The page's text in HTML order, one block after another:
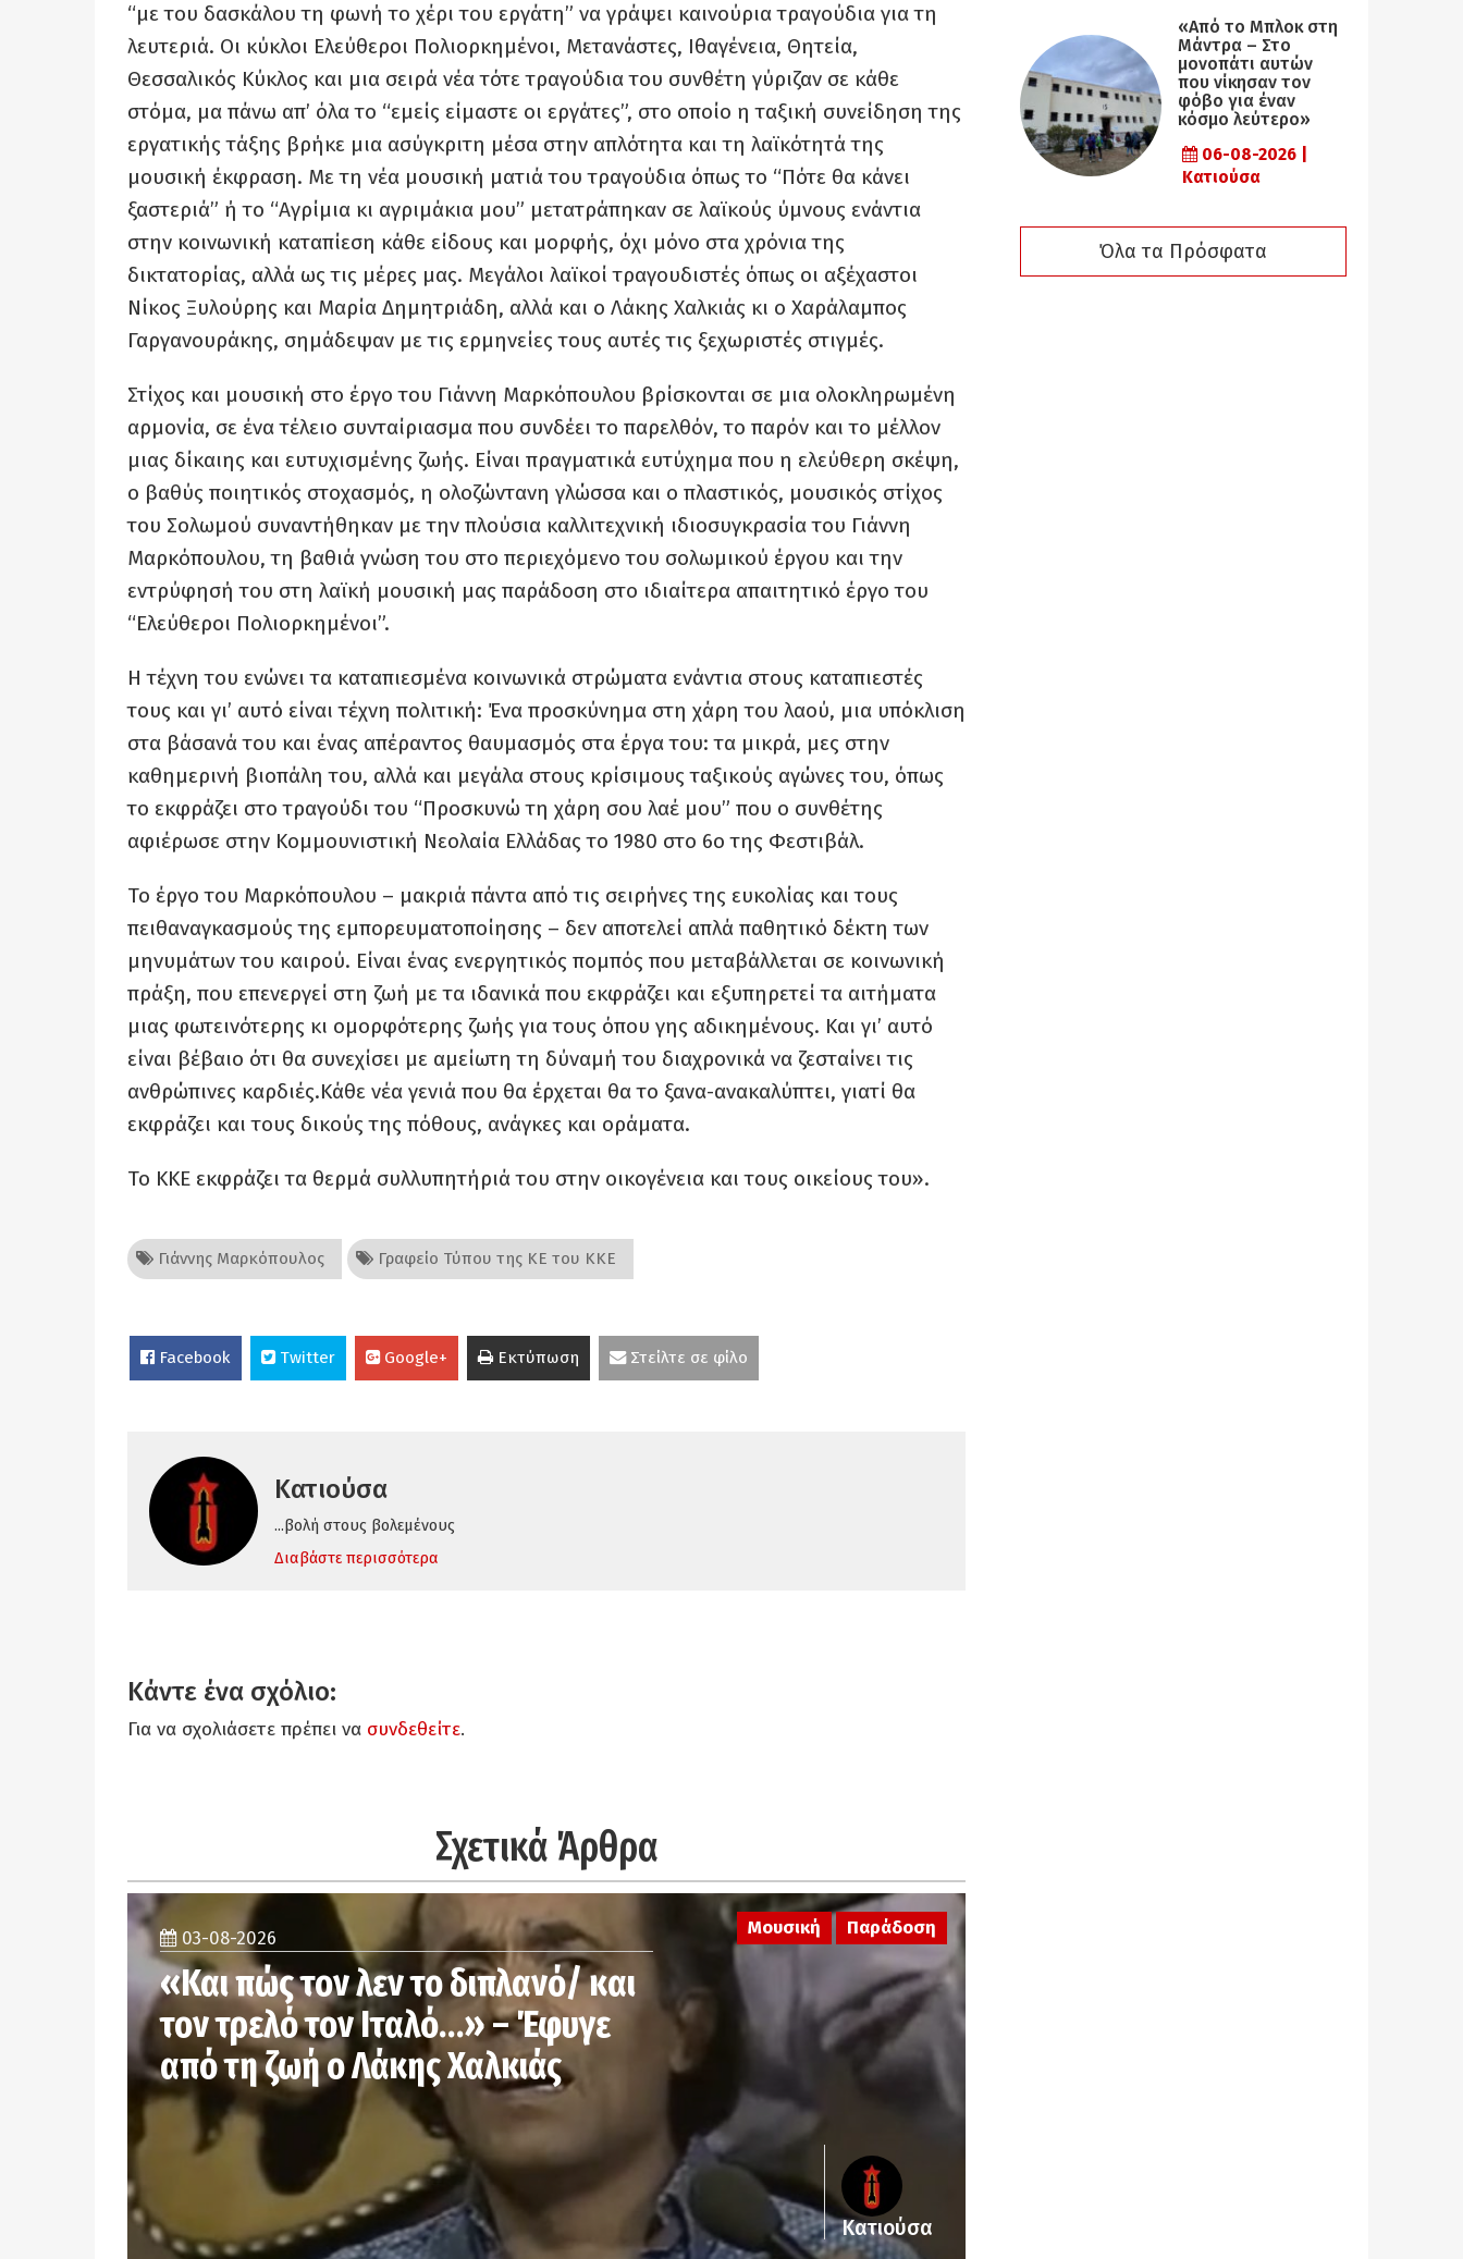
“με του δασκάλου τη φωνή το χέρι του εργάτη” να γράψει καινούρια τραγούδια για τη
λευτεριά. Οι κύκλοι Ελεύθεροι Πολιορκημένοι, Μετανάστες, Ιθαγένεια, Θητεία,
Θεσσαλικός Κύκλος και μια σειρά νέα τότε τραγούδια του συνθέτη γύριζαν σε κάθε
στόμα, μα πάνω απ’ όλα το “εμείς είμαστε οι εργάτες”, στο οποίο η ταξική συνείδηση της
εργατικής τάξης βρήκε μια ασύγκριτη μέσα στην απλότητα και τη λαϊκότητά της
μουσική έκφραση. Με τη νέα μουσική ματιά του τραγούδια όπως το “Πότε θα κάνει
ξαστεριά” ή το “Αγρίμια κι αγριμάκια μου” μετατράπηκαν σε λαϊκούς ύμνους ενάντια
στην κοινωνική καταπίεση κάθε είδους και μορφής, όχι μόνο στα χρόνια της
δικτατορίας, αλλά ως τις μέρες μας. Μεγάλοι λαϊκοί τραγουδιστές όπως οι αξέχαστοι
Νίκος Ξυλούρης και Μαρία Δημητριάδη, αλλά και ο Λάκης Χαλκιάς κι ο Χαράλαμπος
Γαργανουράκης, σημάδεψαν με τις ερμηνείες τους αυτές τις ξεχωριστές στιγμές.
Στίχος και μουσική στο έργο του Γιάννη Μαρκόπουλου βρίσκονται σε μια ολοκληρωμένη
αρμονία, σε ένα τέλειο συνταίριασμα που συνδέει το παρελθόν, το παρόν και το μέλλον
μιας δίκαιης και ευτυχισμένης ζωής. Είναι πραγματικά ευτύχημα που η ελεύθερη σκέψη,
ο βαθύς ποιητικός στοχασμός, η ολοζώντανη γλώσσα και ο πλαστικός, μουσικός στίχος
του Σολωμού συναντήθηκαν με την πλούσια καλλιτεχνική ιδιοσυγκρασία του Γιάννη
Μαρκόπουλου, τη βαθιά γνώση του στο περιεχόμενο του σολωμικού έργου και την
εντρύφησή του στη λαϊκή μουσική μας παράδοση στο ιδιαίτερα απαιτητικό έργο του
“Ελεύθεροι Πολιορκημένοι”.
Η τέχνη του ενώνει τα καταπιεσμένα κοινωνικά στρώματα ενάντια στους καταπιεστές
τους και γι’ αυτό είναι τέχνη πολιτική: Ένα προσκύνημα στη χάρη του λαού, μια υπόκλιση
στα βάσανά του και ένας απέραντος θαυμασμός στα έργα του: τα μικρά, μες στην
καθημερινή βιοπάλη του, αλλά και μεγάλα στους κρίσιμους ταξικούς αγώνες του, όπως
το εκφράζει στο τραγούδι του “Προσκυνώ τη χάρη σου λαέ μου” που ο συνθέτης
αφιέρωσε στην Κομμουνιστική Νεολαία Ελλάδας το 1980 στο 6ο της Φεστιβάλ.
Το έργο του Μαρκόπουλου – μακριά πάντα από τις σειρήνες της ευκολίας και τους
πειθαναγκασμούς της εμπορευματοποίησης – δεν αποτελεί απλά παθητικό δέκτη των
μηνυμάτων του καιρού. Είναι ένας ενεργητικός πομπός που μεταβάλλεται σε κοινωνική
πράξη, που επενεργεί στη ζωή με τα ιδανικά που εκφράζει και εξυπηρετεί τα αιτήματα
μιας φωτεινότερης κι ομορφότερης ζωής για τους όπου γης αδικημένους. Και γι’ αυτό
είναι βέβαιο ότι θα συνεχίσει με αμείωτη τη δύναμή του διαχρονικά να ζεσταίνει τις
ανθρώπινες καρδιές.Κάθε νέα γενιά που θα έρχεται θα το ξανα-ανακαλύπτει, γιατί θα
εκφράζει και τους δικούς της πόθους, ανάγκες και οράματα.
Το ΚΚΕ εκφράζει τα θερμά συλλυπητήριά του στην οικογένεια και τους οικείους του».
Γιάννης Μαρκόπουλος Γραφείο Τύπου της ΚΕ του ΚΚΕ
Facebook Twitter Google+ Εκτύπωση Στείλτε σε φίλο
Κατιούσα
...βολή στους βολεμένους
Διαβάστε περισσότερα
Κάντε ένα σχόλιο:
Για να σχολιάσετε πρέπει να συνδεθείτε.
Σχετικά Άρθρα
Μουσική Παράδοση
03-08-2026
«Και πώς τον λεν το διπλανό/ και
τον τρελό τον Ιταλό…» – Έφυγε
από τη ζωή ο Λάκης Χαλκιάς
Κατιούσα
«Από το Μπλοκ στη
Μάντρα – Στο
μονοπάτι αυτών
που νίκησαν τον
φόβο για έναν
κόσμο λεύτερο»
06-08-2026 |
Κατιούσα
Όλα τα Πρόσφατα